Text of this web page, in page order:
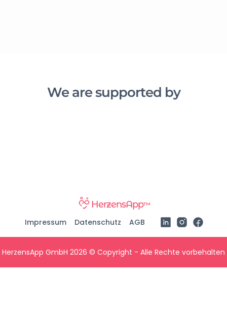
We are supported by
HerzensApp™
Impressum Datenschutz AGB
HerzensApp GmbH 2026 © Copyright - Alle Rechte vorbehalten